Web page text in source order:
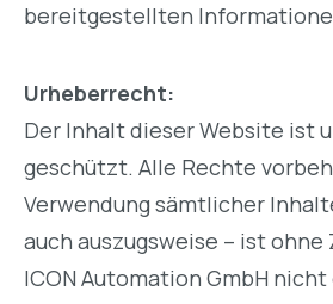
bereitgestellten
Urheberrecht:
Der Inhalt dieser Website ist
geschützt. Alle Rechte
Verwendung sämtlicher
auch auszugsweise – ist
ICON Automation GmbH